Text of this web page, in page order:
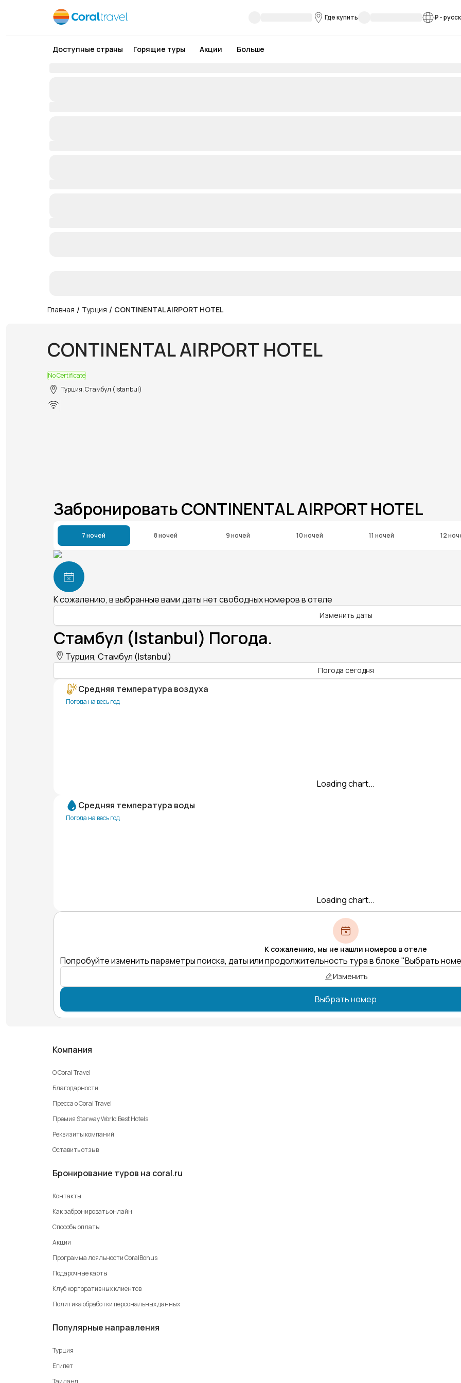
Где купить ₽-
Доступные страны Горящие туры Акции Больше
Главная / Турция / CONTINENTAL AIRPORT HOTEL
CONTINENTAL AIRPORT HOTEL
No Certificate
Турция, Стамбул (Istanbul)
Забронировать CONTINENTAL AIRPORT HOTEL
7 ночей 8 ночей 9 ночей 10 ночей 11 ночей 12
К сожалению, в выбранные вами даты нет свободных номеров в отеле
Изменить даты
Стамбул (Istanbul) Погода.
Турция, Стамбул (Istanbul)
Погода сегодня
Средняя температура воздуха
Погода на весь год
Loading chart...
Средняя температура воды
Погода на весь год
Loading chart...
К сожалению, мы не нашли номеров в отеле
Попробуйте изменить параметры поиска, даты или продолжительность тура в блоке "Выбрать
Изменить
Выбрать номер
Компания
О Coral Travel
Благодарности
Пресса о Coral Travel
Премия Starway World Best Hotels
Реквизиты компаний
Оставить отзыв
Бронирование туров на coral.ru
Контакты
Как забронировать онлайн
Способы оплаты
Акции
Программа лояльности CoralBonus
Подарочные карты
Клуб корпоративных клиентов
Политика обработки персональных данных
Популярные направления
Турция
Египет
Таиланд